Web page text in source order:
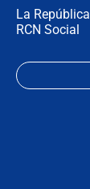
La República
RCN Social